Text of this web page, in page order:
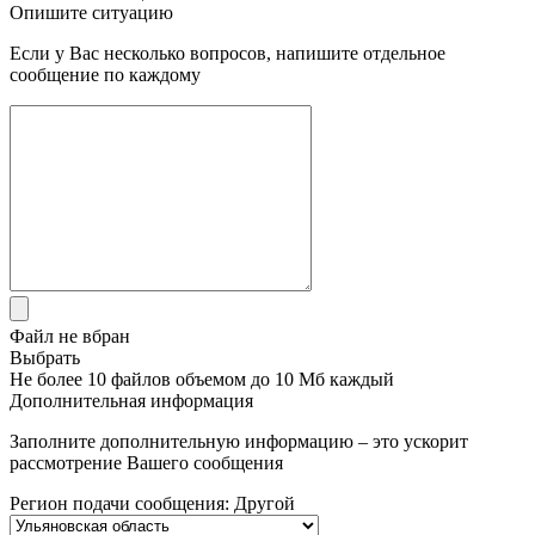
Опишите ситуацию
Если у Вас несколько вопросов, напишите отдельное
сообщение по каждому
Файл не вбран
Выбрать
Не более 10 файлов объемом до 10 Мб каждый
Дополнительная информация
Заполните дополнительную информацию – это ускорит
рассмотрение Вашего сообщения
Регион подачи сообщения: Другой